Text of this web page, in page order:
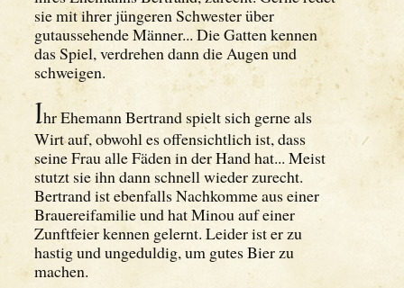
sie mit ihrer jüngeren Schwester über
gutaussehende Männer... Die Gatten kennen
das Spiel, verdrehen dann die Augen und
schweigen.
Ihr Ehemann Bertrand spielt sich gerne als
Wirt auf, obwohl es offensichtlich ist, dass
seine Frau alle Fäden in der Hand hat... Meist
stutzt sie ihn dann schnell wieder zurecht.
Bertrand ist ebenfalls Nachkomme aus einer
Brauereifamilie und hat Minou auf einer
Zunftfeier kennen gelernt. Leider ist er zu
hastig und ungeduldig, um gutes Bier zu
machen.